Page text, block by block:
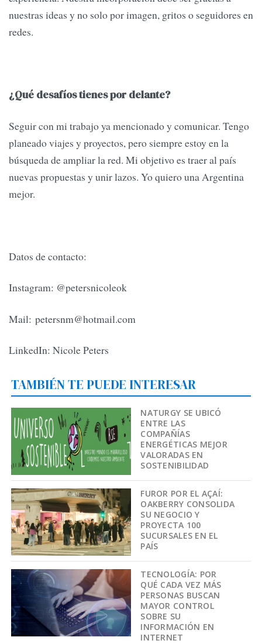
nuestras ideas y no solo por imagen, gritos o seguidores en
redes.
¿Qué desafíos tienes por delante?
Seguir con mi trabajo ya mencionado y comunicar. Tengo
planeado viajes y proyectos, pero siempre estoy en la
búsqueda de ampliar la red. Mi objetivo es traer al país
nuevas propuestas y unir lazos. Yo quiero una Argentina
mejor.
Datos de contacto:
Instagram: @petersnicoleok
Mail: petersnm@hotmail.com
LinkedIn: Nicole Peters
TAMBIÉN TE PUEDE INTERESAR
NATURGY SE UBICÓ
ENTRE LAS
COMPAÑÍAS
ENERGÉTICAS MEJOR
VALORADAS EN
SOSTENIBILIDAD
FUROR POR EL AÇAÍ:
OAKBERRY CONSOLIDA
SU NEGOCIO Y
PROYECTA 100
SUCURSALES EN EL
PAÍS
TECNOLOGÍA: POR
QUÉ CADA VEZ MÁS
PERSONAS BUSCAN
MAYOR CONTROL
SOBRE SU
INFORMACIÓN EN
INTERNET